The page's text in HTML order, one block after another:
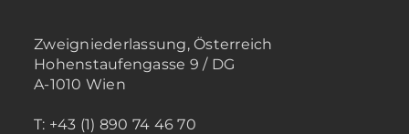
Zweigniederlassung, Österreich
Hohenstaufengasse 9 / DG
A-1010 Wien
T: +43 (1) 890 74 46 70